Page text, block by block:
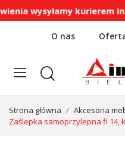
wysyłamy kurierem
O nas
Strona główna Akcesoria
Zaślepka samoprzylepna fi 14,